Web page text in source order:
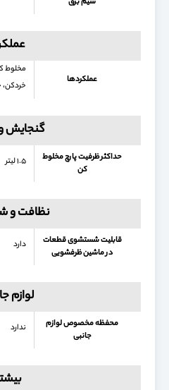
عملکردها
مخلوط
خردکن،
گنجایش
حداکثر ظرفیت پارچ مخلوط
کن
۱.۵ لیتر
نظافت و
قابلیت شستشوی قطعات
در ماشین ظرفشویی
دارد
لوازم
محفظه مخصوص لوازم
جانبی
ندارد